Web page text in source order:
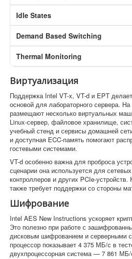
Idle States
Demand Based Switching
Thermal Monitoring
Виртуализация
Поддержка Intel VT-x, VT-d и EPT
основой для лабораторного сервера.
размещают несколько виртуальных
Linux-сервер, файловое хранилище,
учебный стенд и сервисы домашней
и доступная ECC-память помогают
гостевыми системами.
VT-d особенно важна для проброса
сценарии она используется для
контроллеров и других PCIe-устройств.
также требует поддержки со стороны
Шифрование
Intel AES New Instructions ускоряет
Это полезно при работе с
дисковым шифрованием и серверными
процессор показывает 4 375 МБ/с в
двухпроцессорная система — 7 861 МБ/